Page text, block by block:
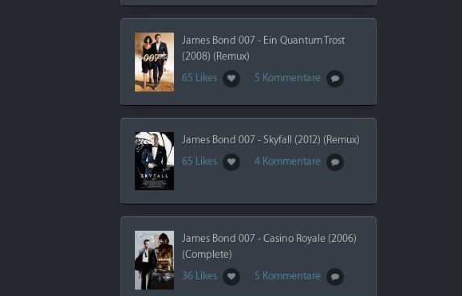
James Bond 007 - Ein Quantum Trost
(2008) (Remux)
65 Likes
5 Kommentare
James Bond 007 - Skyfall (2012) (Remux)
65 Likes
4 Kommentare
James Bond 007 - Casino Royale (2006)
(Complete)
36 Likes
5 Kommentare